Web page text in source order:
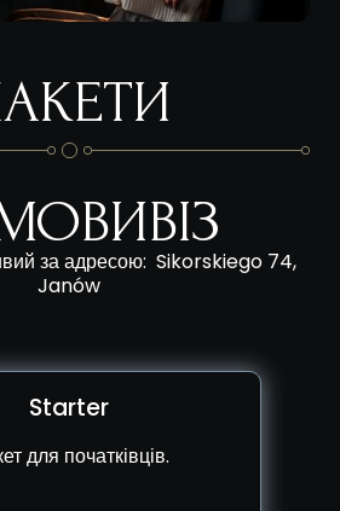
за адресою: Sikorskiego 74,
Janów
Starter
для початківців.